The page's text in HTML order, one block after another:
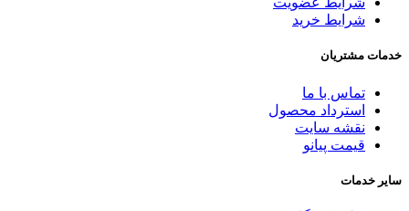
شرایط خرید
خدمات مشتریان
تماس با ما
استرداد محصول
نقشه سایت
قیمت پیانو
سایر خدمات